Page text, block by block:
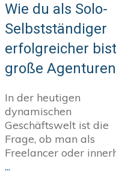
Wie du als Solo-
Selbstständiger
erfolgreicher
große Agenturen
In der heutigen
dynamischen
Geschäftswelt ist die
Frage, ob man als
Freelancer oder
...